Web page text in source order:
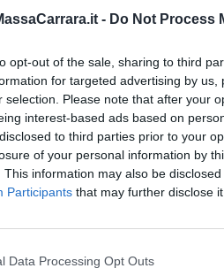
- Do Not Process
opt-out of the sale, sharing to third
for targeted advertising by
selection. Please note that after your
interest-based ads based on
to third parties prior to your
of your personal information by
This information may also be
Participants that may further disclose
Data Processing Opt Outs
col pet
cocker…
(quasi) tornate
rotta di Colombo
vale?